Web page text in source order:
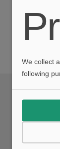
We collect
following